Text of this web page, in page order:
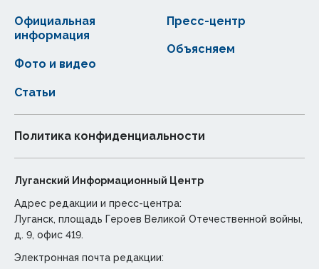
Статьи
Официальная
информация
Фото и видео
Пресс-центр
Объясняем
Политика конфиденциальности
Луганский Информационный Центр
Адрес редакции и пресс-центра:
Луганск, площадь Героев Великой Отечественной войны,
д. 9, офис 419.
Электронная почта редакции: